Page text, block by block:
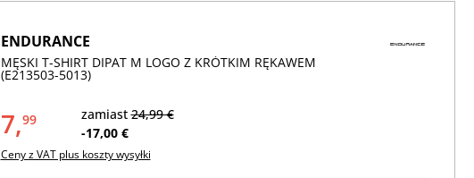
ENDURANCE
MĘSKI T-SHIRT DIPAT M LOGO Z KRÓTKIM RĘKAWEM
(E213503-5013)
7,99 zamiast24,99 €
-17,00 €
Ceny z VAT plus koszty wysyłki